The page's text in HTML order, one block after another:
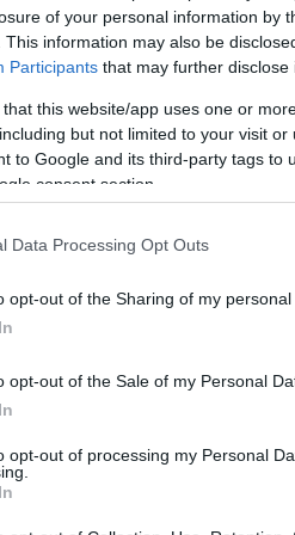
of your personal information by
This information may also be
Participants that may further disclose
that this website/app uses one or
but not limited to your visit
to Google and its third-party tags to
consent section.
Data Processing Opt Outs
opt-out of the Sharing of my personal
opt-out of the Sale of my Personal
opt-out of processing my Personal
Σε αντίθετη περίπτωση θα
το δικαίωμα ελέγχου των